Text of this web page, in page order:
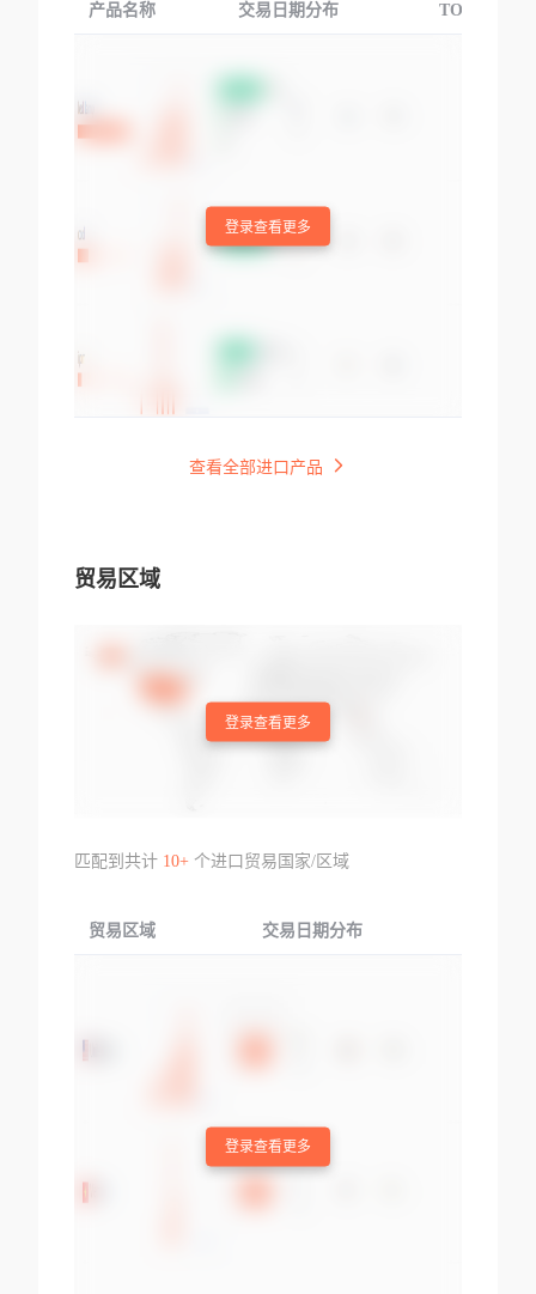
产品名称 交易日期分布 TOP3交易国
登录查看更多
查看全部进口产品
贸易区域
登录查看更多
匹配到共计 10+个进口贸易国家/区域
贸易区域 交易日期分布
登录查看更多